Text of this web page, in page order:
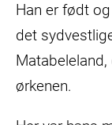
Han er født
det
ørkenen.